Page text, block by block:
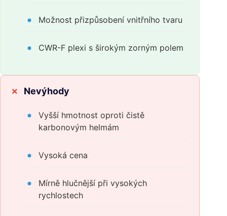
Možnost přizpůsobení vnitřního tvaru
CWR-F plexi s širokým zorným polem
Nevýhody
Vyšší hmotnost oproti čistě
karbonovým helmám
Vysoká cena
Mírně hlučnější při vysokých
rychlostech